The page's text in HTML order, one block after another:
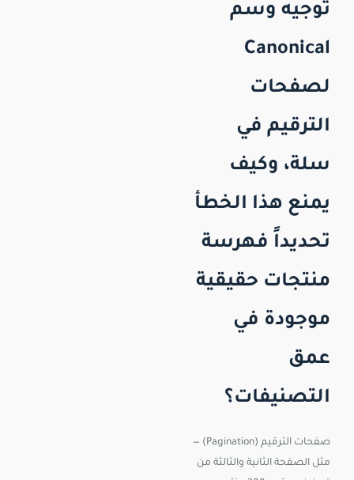
توجيه وسم
Canonical
لصفحات
الترقيم في
سلة، وكيف
يمنع هذا الخطأ
تحديداً فهرسة
منتجات حقيقية
موجودة في
عمق
التصنيفات؟
صفحات الترقيم (Pagination) —
مثل الصفحة الثانية والثالثة من